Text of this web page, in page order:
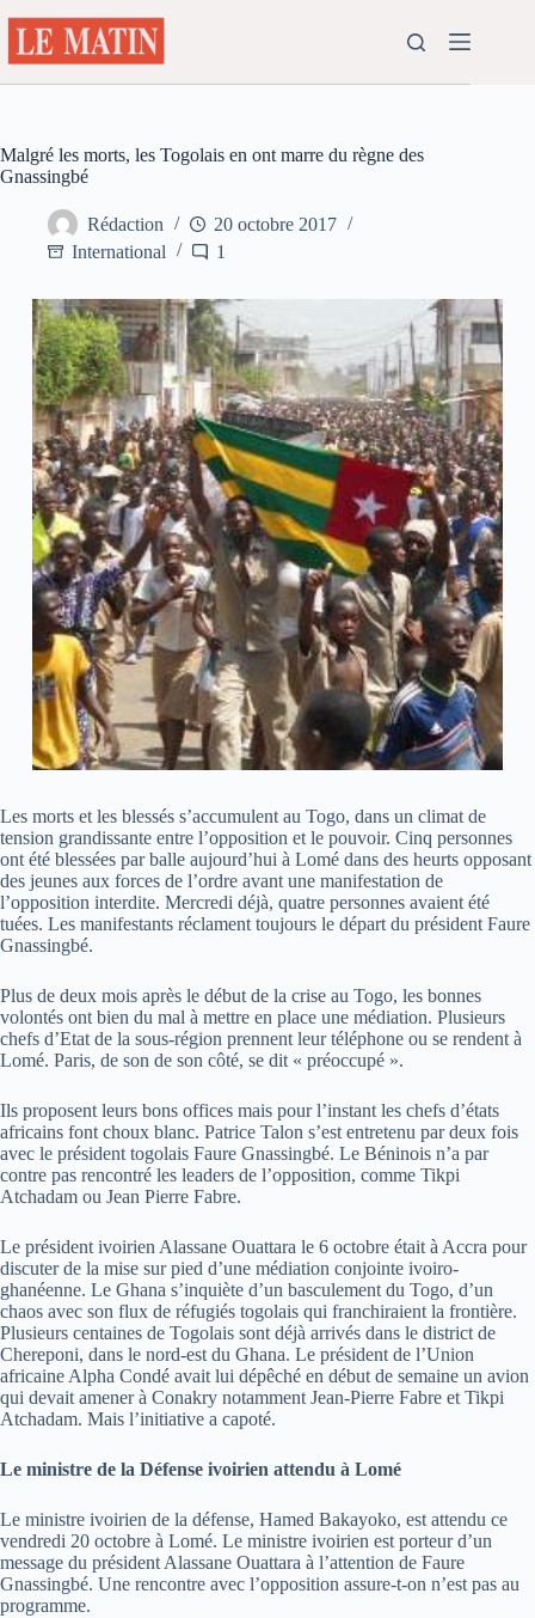
au
contenu
Malgré les morts, les Togolais en ont marre du règne des
Gnassingbé
Rédaction
20 octobre 2017
International
1
Les morts et les blessés s’accumulent au Togo, dans un climat de
tension grandissante entre l’opposition et le pouvoir. Cinq personnes
ont été blessées par balle aujourd’hui à Lomé dans des heurts opposant
des jeunes aux forces de l’ordre avant une manifestation de
l’opposition interdite. Mercredi déjà, quatre personnes avaient été
tuées. Les manifestants réclament toujours le départ du président Faure
Gnassingbé.
Plus de deux mois après le début de la crise au Togo, les bonnes
volontés ont bien du mal à mettre en place une médiation. Plusieurs
chefs d’Etat de la sous-région prennent leur téléphone ou se rendent à
Lomé. Paris, de son de son côté, se dit « préoccupé ».
Ils proposent leurs bons offices mais pour l’instant les chefs d’états
africains font choux blanc. Patrice Talon s’est entretenu par deux fois
avec le président togolais Faure Gnassingbé. Le Béninois n’a par
contre pas rencontré les leaders de l’opposition, comme Tikpi
Atchadam ou Jean Pierre Fabre.
Le président ivoirien Alassane Ouattara le 6 octobre était à Accra pour
discuter de la mise sur pied d’une médiation conjointe ivoiro-
ghanéenne. Le Ghana s’inquiète d’un basculement du Togo, d’un
chaos avec son flux de réfugiés togolais qui franchiraient la frontière.
Plusieurs centaines de Togolais sont déjà arrivés dans le district de
Chereponi, dans le nord-est du Ghana. Le président de l’Union
africaine Alpha Condé avait lui dépêché en début de semaine un avion
qui devait amener à Conakry notamment Jean-Pierre Fabre et Tikpi
Atchadam. Mais l’initiative a capoté.
Le ministre de la Défense ivoirien attendu à Lomé
Le ministre ivoirien de la défense, Hamed Bakayoko, est attendu ce
vendredi 20 octobre à Lomé. Le ministre ivoirien est porteur d’un
message du président Alassane Ouattara à l’attention de Faure
Gnassingbé. Une rencontre avec l’opposition assure-t-on n’est pas au
programme.